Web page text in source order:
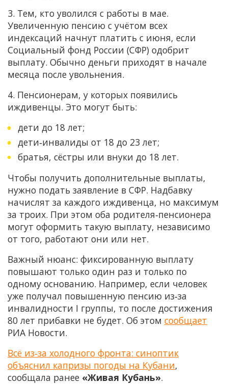
3. Тем, кто уволился с работы в мае.
Увеличенную пенсию с учётом всех
индексаций начнут платить с июня, если
Социальный фонд России (СФР) одобрит
выплату. Обычно деньги приходят в начале
месяца после увольнения.
4. Пенсионерам, у которых появились
иждивенцы. Это могут быть:
дети до 18 лет;
дети‑инвалиды от 18 до 23 лет;
братья, сёстры или внуки до 18 лет.
Чтобы получить дополнительные выплаты,
нужно подать заявление в СФР. Надбавку
начислят за каждого иждивенца, но максимум
за троих. При этом оба родителя‑пенсионера
могут оформить такую выплату, независимо
от того, работают они или нет.
Важный нюанс: фиксированную выплату
повышают только один раз и только по
одному основанию. Например, если человек
уже получал повышенную пенсию из‑за
инвалидности I группы, то после достижения
80 лет прибавки не будет. Об этом сообщает
РИА Новости.
Всё из‑за холодного фронта: синоптик
объяснил капризы погоды на Кубани,
сообщала ранее «Живая Кубань».